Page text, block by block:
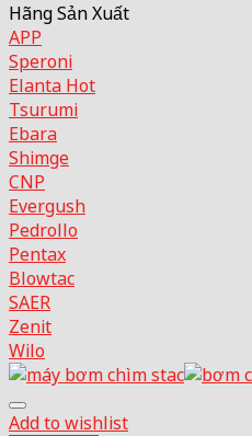
Hãng Sản Xuất
APP
Speroni
Elanta
Tsurumi
Ebara
Shimge
CNP
Evergush
Pedrollo
Pentax
Blowtac
SAER
Zenit
Wilo
Add to wishlist